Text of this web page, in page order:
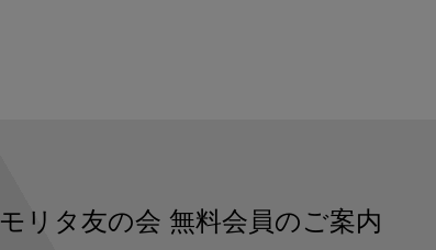
モリタ友の会 無料会員のご案内